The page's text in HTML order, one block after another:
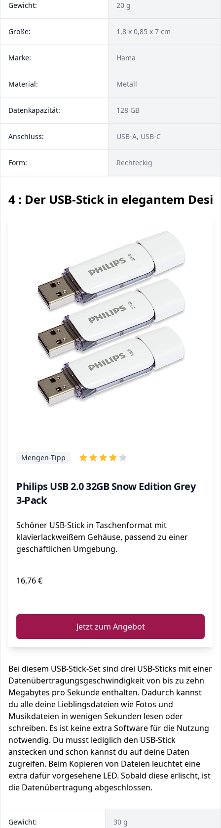
Gewicht: 20 g
Größe: 1,8 x 0,85 x 7 cm
Marke: Hama
Material: Metall
Datenkapazität: 128 GB
Anschluss: USB-A, USB-C
Form: Rechteckig
4 : Der USB-Stick in elegantem
Philips USB 2.0 32GB Snow Edition Grey
3-Pack
Mengen-Tipp
Schöner USB-Stick in Taschenformat mit
klavierlackweißem Gehäuse, passend zu einer
geschäftlichen Umgebung.
16,76 €
Jetzt zum Angebot
Bei diesem USB-Stick-Set sind drei USB-Sticks mit einer
Datenübertragungsgeschwindigkeit von bis zu zehn
Megabytes pro Sekunde enthalten. Dadurch kannst
du alle deine Lieblingsdateien wie Fotos und
Musikdateien in wenigen Sekunden lesen oder
schreiben. Es ist keine extra Software für die Nutzung
notwendig. Du musst lediglich den USB-Stick
anstecken und schon kannst du auf deine Daten
zugreifen. Beim Kopieren von Dateien leuchtet eine
extra dafür vorgesehene LED. Sobald diese erlischt, ist
die Datenübertragung abgeschlossen.
Gewicht: 30 g